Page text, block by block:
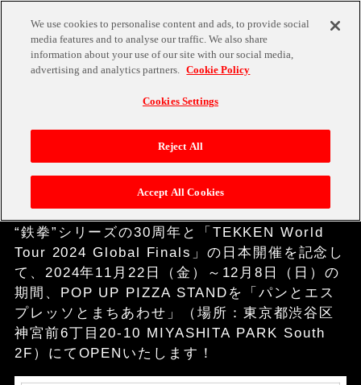
TOP
NEWS
TEKKEN 8
TITLES
NEWS
2024.11.18 SPECIAL
TEKKEN WORLD TOUR 2024 POP UP PIZZA
STAND 期間限定OPEN!! [UPDATE]
“鉄拳”シリーズの30周年と「TEKKEN World
Tour 2024 Global Finals」の日本開催を記念し
て、2024年11月22日（金）～12月8日（日）の
期間、POP UP PIZZA STANDを「パンとエス
プレッソとまちあわせ」（場所：東京都渋谷区
神宮前6丁目20-10 MIYASHITA PARK South
2F）にてOPENいたします！
We use cookies to personalise content and ads, to provide social
media features and to analyse our traffic. We also share
information about your use of our site with our social media,
advertising and analytics partners. Cookie Policy
Cookies Settings
Reject All
Accept All Cookies